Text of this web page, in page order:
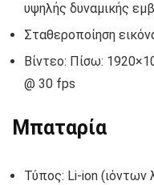
υψηλής δυναμικής
Σταθεροποίηση
Βίντεο: Πίσω:
@ 30 fps
Μπαταρία
Τύπος: Li-ion (ιόντων